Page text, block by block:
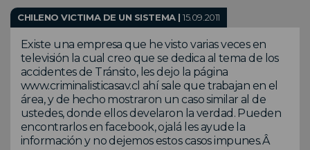
CHILENO VICTIMA DE UN SISTEMA |15.09.2011
Existe una empresa que he visto varias veces en
televisión la cual creo que se dedica al tema de los
accidentes de Tránsito, les dejo la página
www.criminalisticasav.cl ahí sale que trabajan en el
área, y de hecho mostraron un caso similar al de
ustedes, donde ellos develaron la verdad. Pueden
encontrarlos en facebook, ojalá les ayude la
información y no dejemos estos casos impunes.Â